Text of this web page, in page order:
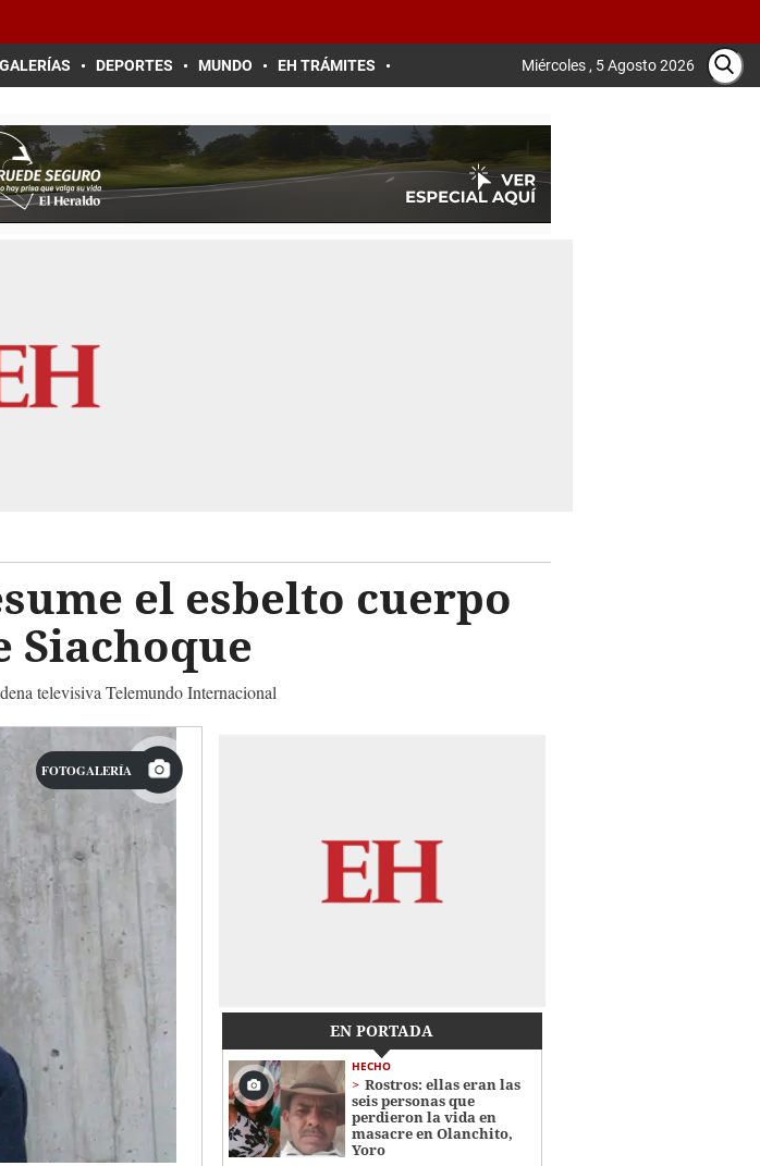
DEPORTES MUNDO EH TRÁMITES Miércoles , 5 Agosto 2026
el esbelto cuerpo
Siachoque
televisiva Telemundo Internacional
FOTOGALERÍA
EN PORTADA
HECHO
Rostros: ellas eran las
seis personas que
perdieron la vida en
masacre en Olanchito,
Yoro